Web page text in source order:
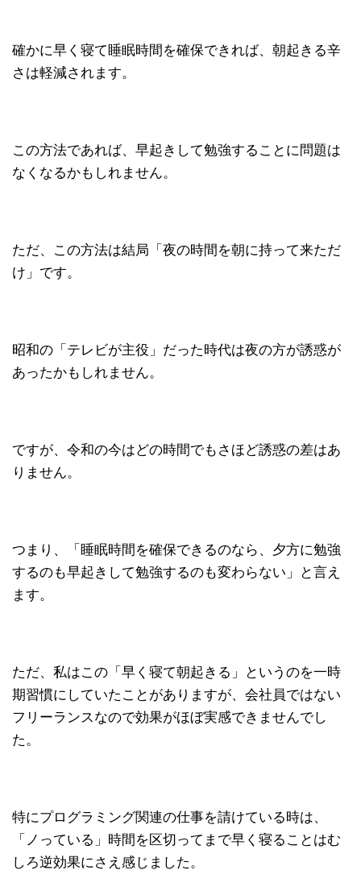
確かに早く寝て睡眠時間を確保できれば、朝起きる辛
さは軽減されます。
この方法であれば、早起きして勉強することに問題は
なくなるかもしれません。
ただ、この方法は結局「夜の時間を朝に持って来ただ
け」です。
昭和の「テレビが主役」だった時代は夜の方が誘惑が
あったかもしれません。
ですが、令和の今はどの時間でもさほど誘惑の差はあ
りません。
つまり、「睡眠時間を確保できるのなら、夕方に勉強
するのも早起きして勉強するのも変わらない」と言え
ます。
ただ、私はこの「早く寝て朝起きる」というのを一時
期習慣にしていたことがありますが、会社員ではない
フリーランスなので効果がほぼ実感できませんでし
た。
特にプログラミング関連の仕事を請けている時は、
「ノっている」時間を区切ってまで早く寝ることはむ
しろ逆効果にさえ感じました。